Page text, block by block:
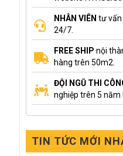
NHÂN VIÊN tư
24/7.
FREE SHIP nội
hàng trên 50m2.
ĐỘI NGŨ THI
nghiệp trên 5 năm
TIN TỨC MỚI